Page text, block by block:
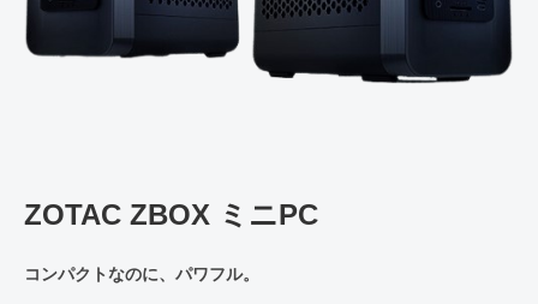
ZOTAC ZBOX ミニPC
コンパクトなのに、パワフル。